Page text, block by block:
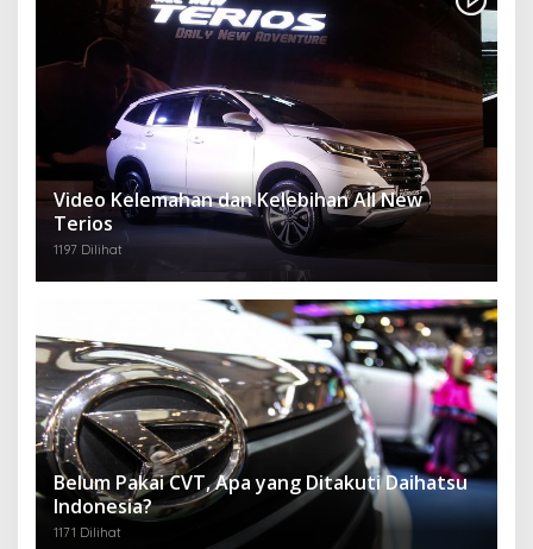
Video Kelemahan dan Kelebihan All New
Terios
1197 Dilihat
Belum Pakai CVT, Apa yang Ditakuti Daihatsu
Indonesia?
1171 Dilihat